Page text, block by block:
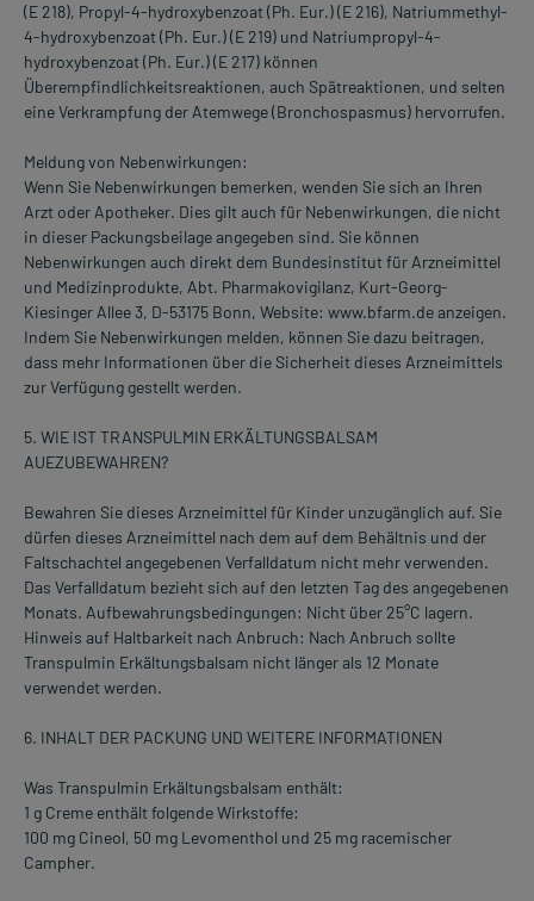
(E 218), Propyl-4-hydroxybenzoat (Ph. Eur.) (E 216), Natriummethyl-
4-hydroxybenzoat (Ph. Eur.) (E 219) und Natriumpropyl-4-
hydroxybenzoat (Ph. Eur.) (E 217) können
Überempfindlichkeitsreaktionen, auch Spätreaktionen, und selten
eine Verkrampfung der Atemwege (Bronchospasmus) hervorrufen.
Meldung von Nebenwirkungen:
Wenn Sie Nebenwirkungen bemerken, wenden Sie sich an Ihren
Arzt oder Apotheker. Dies gilt auch für Nebenwirkungen, die nicht
in dieser Packungsbeilage angegeben sind. Sie können
Nebenwirkungen auch direkt dem Bundesinstitut für Arzneimittel
und Medizinprodukte, Abt. Pharmakovigilanz, Kurt-Georg-
Kiesinger Allee 3, D-53175 Bonn, Website: www.bfarm.de anzeigen.
Indem Sie Nebenwirkungen melden, können Sie dazu beitragen,
dass mehr Informationen über die Sicherheit dieses Arzneimittels
zur Verfügung gestellt werden.
5. WIE IST TRANSPULMIN ERKÄLTUNGSBALSAM
AUEZUBEWAHREN?
Bewahren Sie dieses Arzneimittel für Kinder unzugänglich auf. Sie
dürfen dieses Arzneimittel nach dem auf dem Behältnis und der
Faltschachtel angegebenen Verfalldatum nicht mehr verwenden.
Das Verfalldatum bezieht sich auf den letzten Tag des angegebenen
Monats. Aufbewahrungsbedingungen: Nicht über 25°C lagern.
Hinweis auf Haltbarkeit nach Anbruch: Nach Anbruch sollte
Transpulmin Erkältungsbalsam nicht länger als 12 Monate
verwendet werden.
6. INHALT DER PACKUNG UND WEITERE INFORMATIONEN
Was Transpulmin Erkältungsbalsam enthält:
1 g Creme enthält folgende Wirkstoffe:
100 mg Cineol, 50 mg Levomenthol und 25 mg racemischer
Campher.